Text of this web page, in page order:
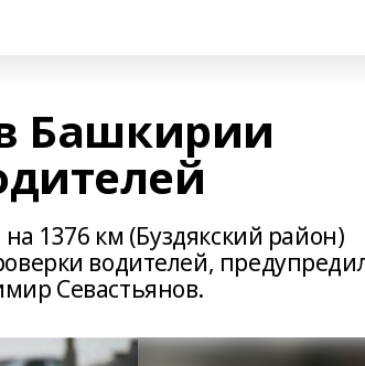
Башкирии
1376 км (Буздякский район)
водителей,
Севастьянов.